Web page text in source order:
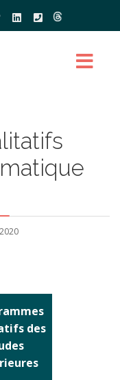
des